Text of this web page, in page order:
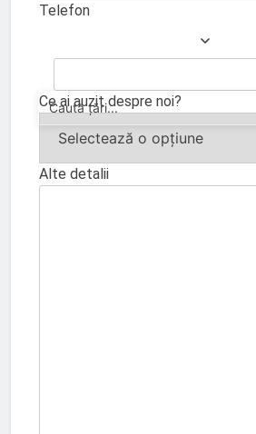
Telefon
Ce ai auzit despre noi?
Alte detalii